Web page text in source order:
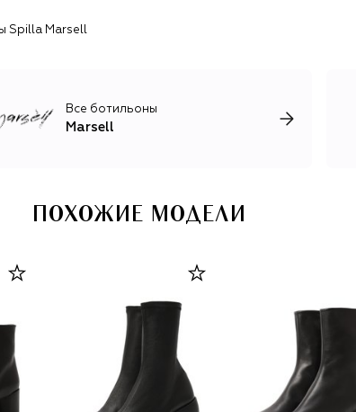
развитии Marsell придает большое значение
брендами одежды и обуви Suicoke,
и Grassi 10000.
Spilla Marsell
Все ботильоны
Marsell
ПОХОЖИЕ МОДЕЛИ